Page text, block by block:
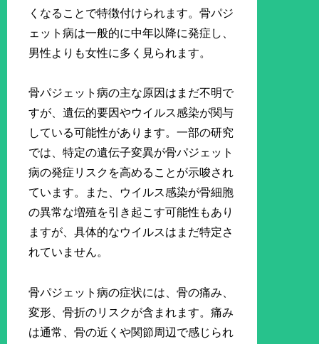
くなることで特徴付けられます。骨パジ
ェット病は一般的に中年以降に発症し、
男性よりも女性に多く見られます。
骨パジェット病の主な原因はまだ不明で
すが、遺伝的要因やウイルス感染が関与
している可能性があります。一部の研究
では、特定の遺伝子変異が骨パジェット
病の発症リスクを高めることが示唆され
ています。また、ウイルス感染が骨細胞
の異常な増殖を引き起こす可能性もあり
ますが、具体的なウイルスはまだ特定さ
れていません。
骨パジェット病の症状には、骨の痛み、
変形、骨折のリスクが含まれます。痛み
は通常、骨の近くや関節周辺で感じられ